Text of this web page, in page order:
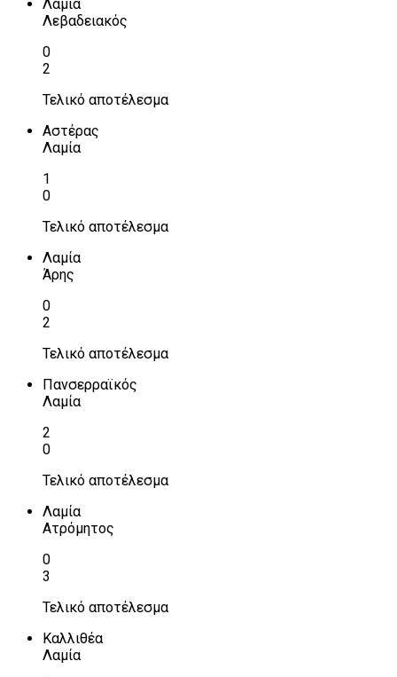
Λαμία
Λεβαδειακός
0
2
Τελικό αποτέλεσμα
Αστέρας
Λαμία
1
0
Τελικό αποτέλεσμα
Λαμία
Άρης
0
2
Τελικό αποτέλεσμα
Πανσερραϊκός
Λαμία
2
0
Τελικό αποτέλεσμα
Λαμία
Ατρόμητος
0
3
Τελικό αποτέλεσμα
Καλλιθέα
Λαμία